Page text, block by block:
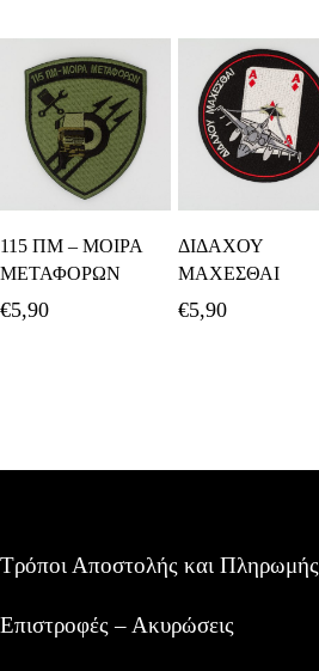
Καλάθι
115 ΠΜ – ΜΟΙΡΑ
ΜΕΤΑΦΟΡΩΝ
€5,90
Καλάθι
ΔΙΔΑΧΟΥ
ΜΑΧΕΣΘΑΙ
€5,90
Τρόποι Αποστολής και Πληρωμής
Επιστροφές – Ακυρώσεις